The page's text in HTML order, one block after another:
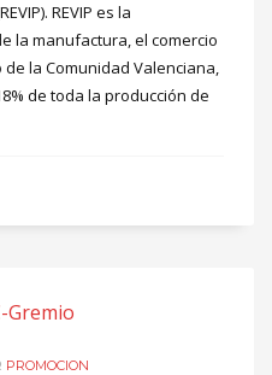
REVIP es la
la manufactura, el comercio
la Comunidad Valenciana,
de toda la producción de
Gremio
PROMOCION